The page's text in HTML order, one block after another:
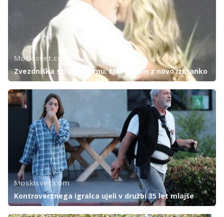
Moskisvet.com
Zvezdniška strast v Rimu: Mel Gibson z novo izbranko
Moskisvet.com
Kontroverznega igralca ujeli v družbi 35 let mlajše